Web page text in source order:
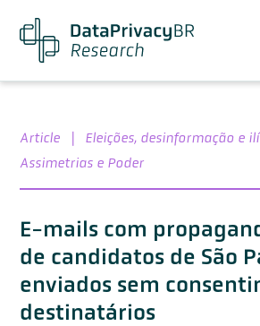
Article | Eleições, desinformação e
Assimetrias e Poder
E-mails com
de candidatos de São
enviados sem
destinatários